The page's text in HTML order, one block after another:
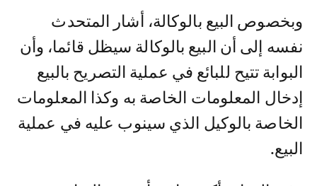
وبخصوص البيع بالوكالة، أشار المتحدث
نفسه إلى أن البيع بالوكالة سيظل قائما، وأن
البوابة تتيح للبائع في عملية التصريح بالبيع
إدخال المعلومات الخاصة به وكذا المعلومات
الخاصة بالوكيل الذي سينوب عليه في عملية
البيع.